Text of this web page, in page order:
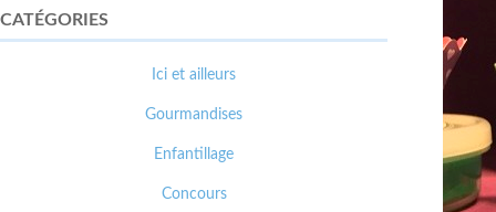
CATÉGORIES
Ici et ailleurs
Gourmandises
Enfantillage
Concours